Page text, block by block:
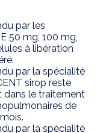
par les
50 mg, 100 mg,
à libération
par la spécialité
sirop reste
dans le traitement
de
par la spécialité